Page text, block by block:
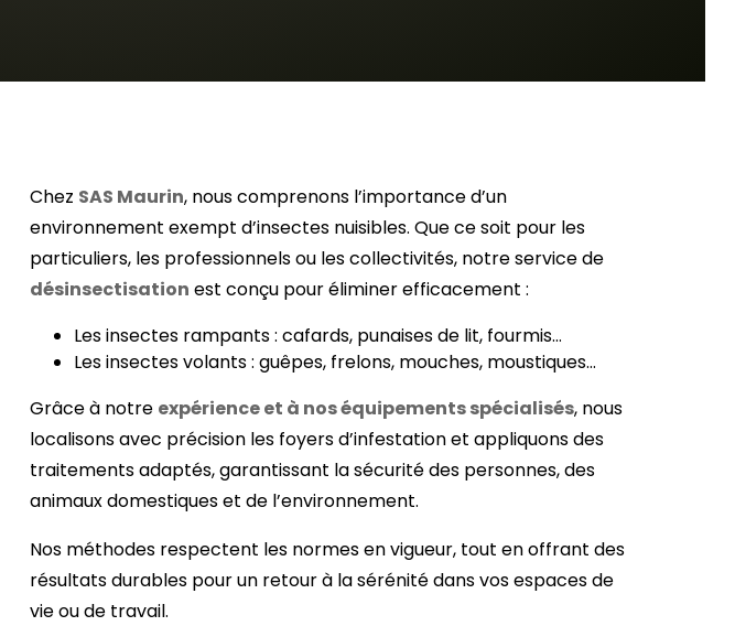
Chez SAS Maurin, nous comprenons l’importance d’un
environnement exempt d’insectes nuisibles. Que ce soit pour les
particuliers, les professionnels ou les collectivités, notre service de
désinsectisation est conçu pour éliminer efficacement :
Les insectes rampants : cafards, punaises de lit, fourmis…
Les insectes volants : guêpes, frelons, mouches, moustiques…
Grâce à notre expérience et à nos équipements spécialisés, nous
localisons avec précision les foyers d’infestation et appliquons des
traitements adaptés, garantissant la sécurité des personnes, des
animaux domestiques et de l’environnement.
Nos méthodes respectent les normes en vigueur, tout en offrant des
résultats durables pour un retour à la sérénité dans vos espaces de
vie ou de travail.